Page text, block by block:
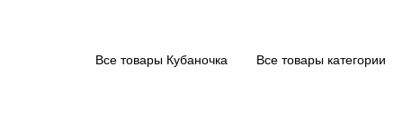
Все товары Кубаночка Все товары категории